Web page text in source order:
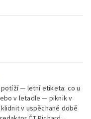
— letní etiketa: co u
v letadle — piknik v
v uspěchané době